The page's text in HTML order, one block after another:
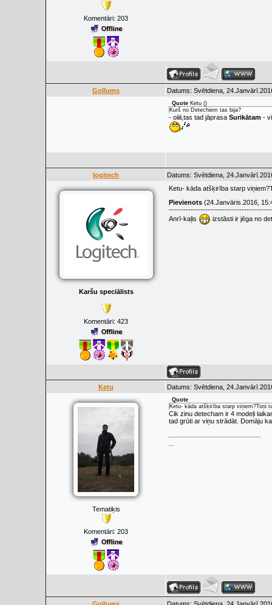
Komentāri: 203
Gollums Datums: Svētdiena,
Quote Ketu ()
Kurš no Detechiem tas bija?
- oiiii,tas tad jāprasa Surikātam -
logitech Datums: Svētdiena,
Karšu speciālists
Komentāri: 423
Ketu- kāda atšķirība starp
Pievienots (24.Janvāris.2016,
Anrī-kaļis
izstāsti ir jēga no
Ketu Datums: Svētdiena,
Tematiķis
Komentāri: 203
Quote
Ketu- kāda atšķirība starp viņiem?Toņi
Cik zinu detecham ir 4 modeļi
tad grūti ar viņu strādāt. Domāju
...